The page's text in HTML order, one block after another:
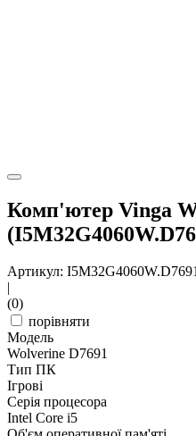
Комп'ютер Vinga
Артикул:
(0)
порівняти
Модель
Wolverine D7691
Тип ПК
Ігрові
Серія процесора
Intel Core i5